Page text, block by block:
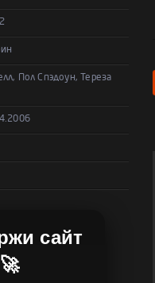
Пол Спэдоун, Тереза
сайт
🚀